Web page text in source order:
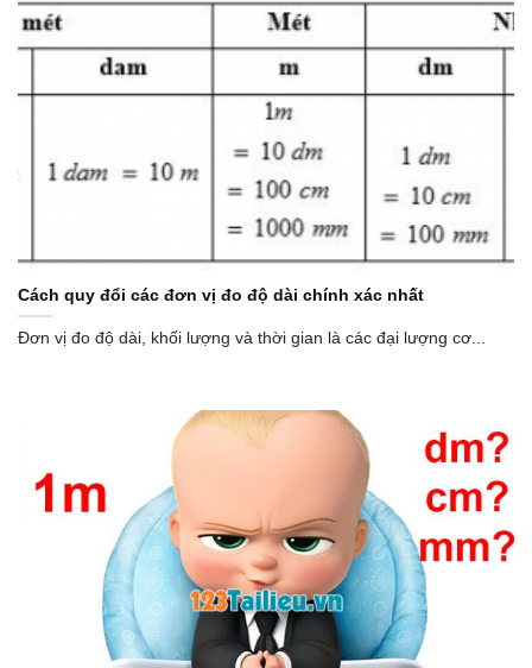
Cách quy đổi các đơn vị đo độ dài chính xác nhất
Đơn vị đo độ dài, khối lượng và thời gian là các đại lượng cơ...